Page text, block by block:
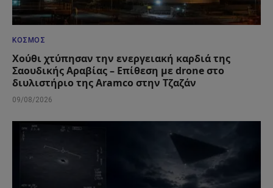
ΚΌΣΜΟΣ
Χούθι χτύπησαν την ενεργειακή καρδιά της
Σαουδικής Αραβίας – Επίθεση με drone στο
διυλιστήριο της Aramco στην Τζαζάν
09/08/2026